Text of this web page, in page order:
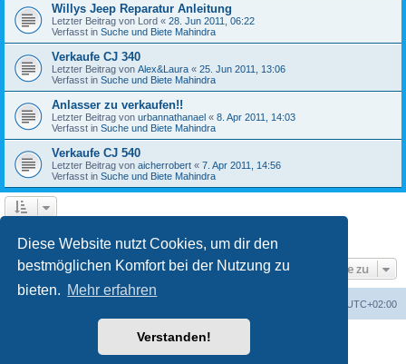
Diese Website nutzt Cookies, um dir den
bestmöglichen Komfort bei der Nutzung zu
bieten. Mehr erfahren
Verstanden!
Willys Jeep Reparatur Anleitung
Letzter Beitrag von Lord « 28. Jun 2011, 06:22
Verfasst in Suche und Biete Mahindra
Verkaufe CJ 340
Letzter Beitrag von Alex&Laura « 25. Jun 2011, 13:06
Verfasst in Suche und Biete Mahindra
Anlasser zu verkaufen!!
Letzter Beitrag von urbannathanael « 8. Apr 2011, 14:03
Verfasst in Suche und Biete Mahindra
Verkaufe CJ 540
Letzter Beitrag von aicherrobert « 7. Apr 2011, 14:56
Verfasst in Suche und Biete Mahindra
Gehe zu
UTC+02:00
Powered byphpBB® Forum Software © phpBB Limited
phpBB.de